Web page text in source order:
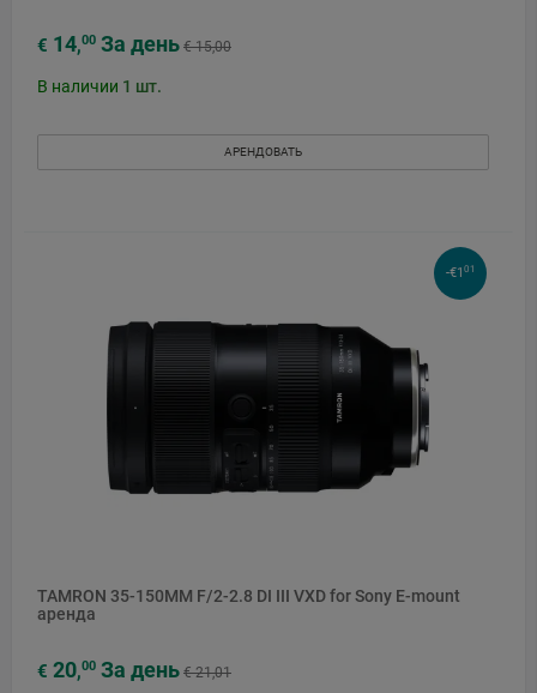
€ 14,00 За день € 15,00
В наличии 1 шт.
АРЕНДОВАТЬ
-€1 01
TAMRON 35-150MM F/2-2.8 DI III VXD for Sony E-mount
аренда
€ 20,00 За день € 21,01